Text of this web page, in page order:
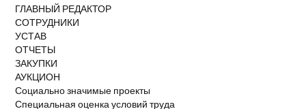
ГЛАВНЫЙ РЕДАКТОР
СОТРУДНИКИ
УСТАВ
ОТЧЕТЫ
ЗАКУПКИ
АУКЦИОН
Социально значимые проекты
Специальная оценка условий труда